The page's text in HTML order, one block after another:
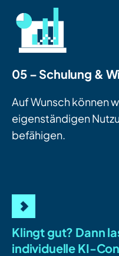
05 – Schulung &
Auf Wunsch können
eigenständigen
befähigen.
Klingt gut? Dann
individuelle KI-